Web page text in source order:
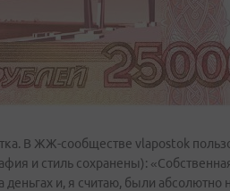
В ЖЖ-сообществе vlapostok
и стиль сохранены):
и, я считаю, были абсолютно